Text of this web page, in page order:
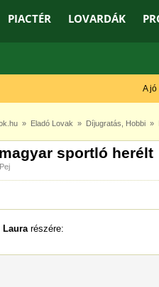
PIACTÉR LOVARDÁK
A jó
» Eladó Lovak » Díjugratás Hobbi»
sportló herélt
Laurarészére: